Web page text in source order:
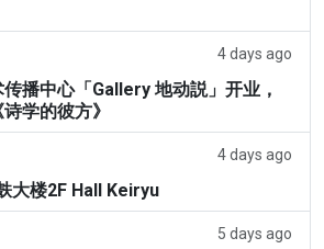
4 days ago
播中心「Gallery 地动説」开业，
学的彼方》
4 days ago
大楼2F Hall Keiryu
5 days ago